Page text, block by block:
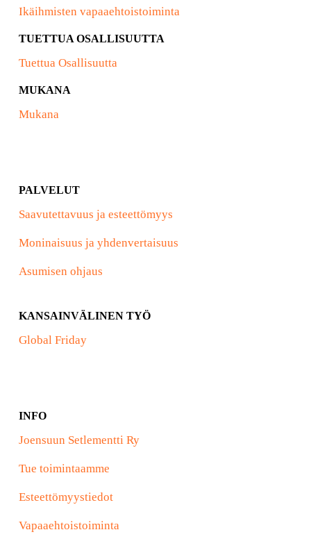
Ikäihmisten vapaaehtoistoiminta
TUETTUA OSALLISUUTTA
Tuettua Osallisuutta
MUKANA
Mukana
PALVELUT
Saavutettavuus ja esteettömyys
Moninaisuus ja yhdenvertaisuus
Asumisen ohjaus
KANSAINVÄLINEN TYÖ
Global Friday
INFO
Joensuun Setlementti Ry
Tue toimintaamme
Esteettömyystiedot
Vapaaehtoistoiminta